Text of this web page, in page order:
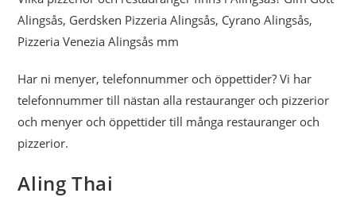
Alingsås, Gerdsken Pizzeria Alingsås, Cyrano Alingsås,
Pizzeria Venezia Alingsås mm
Har ni menyer, telefonnummer och öppettider? Vi har
telefonnummer till nästan alla restauranger och pizzerior
och menyer och öppettider till många restauranger och
pizzerior.
Aling Thai